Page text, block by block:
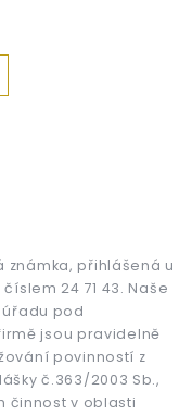
známka, přihlášená u
24 71 43. Naše
pod
jsou pravidelně
povinností z
č.363/2003 Sb.,
činnost v oblasti